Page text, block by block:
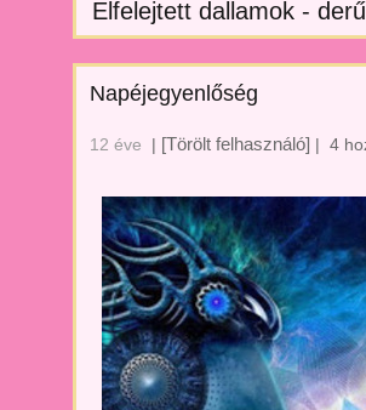
Elfelejtett dallamok -
Napéjegyenlőség
12 éve | [Törölt felhasználó] | 4